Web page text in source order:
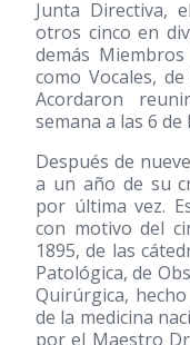
Junta Directiva,
otros cinco en
demás
como Vocales,
Acordaron
semana a las 6 de
Después de
a un año de su
por última vez.
con motivo del
1895, de las
Patológica, de
Quirúrgica,
de la medicina
por el Maestro